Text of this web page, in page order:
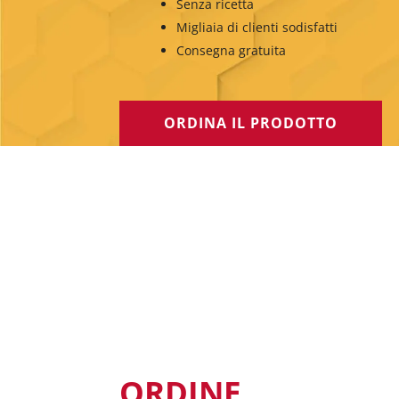
Senza ricetta
Migliaia di clienti sodisfatti
Consegna gratuita
ORDINA IL PRODOTTO